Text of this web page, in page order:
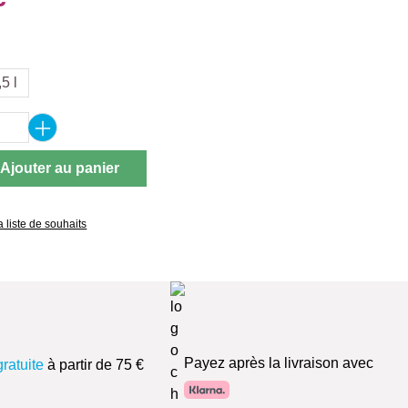
l
de produit : Entrez la quantité souhaitée
Ajouter au panier
liste de souhaits
à partir de 75 €
Payez après la livraison avec